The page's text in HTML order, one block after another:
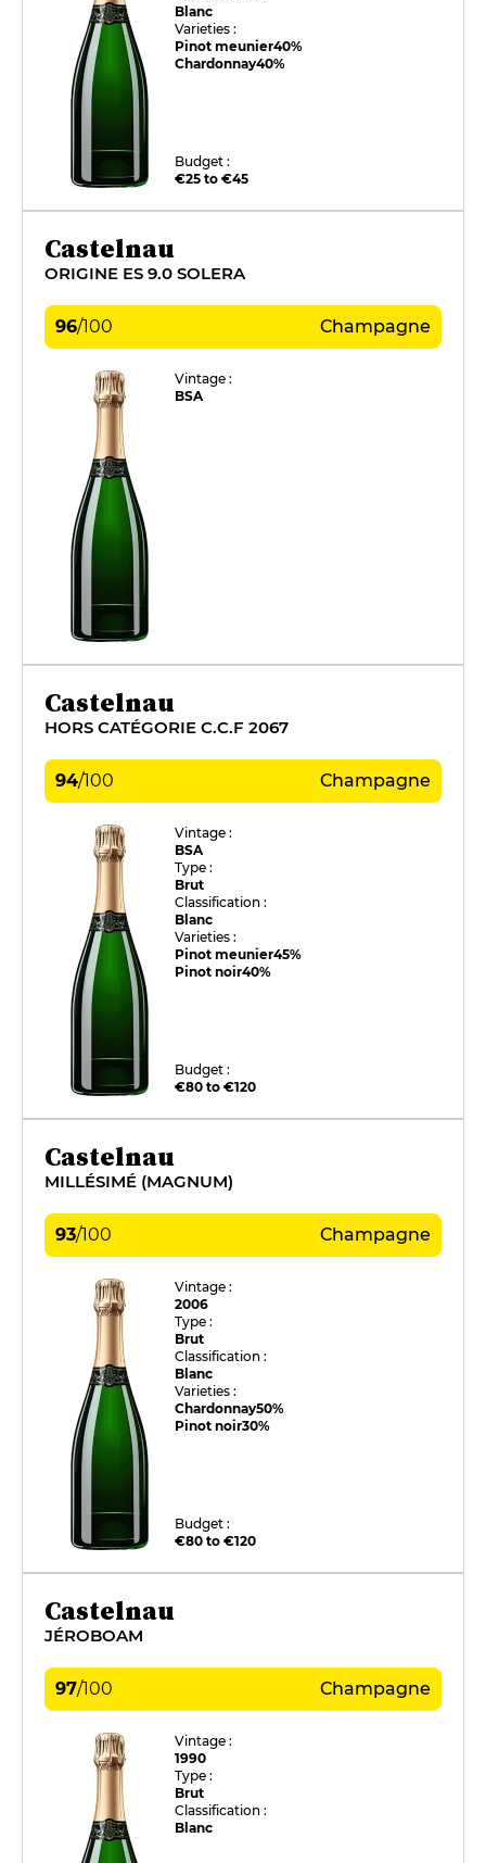
Blanc
Varieties :
Pinot meunier40%
Chardonnay40%
Budget :
€25 to €45
Castelnau
ORIGINE ES 9.0 SOLERA
96/100 Champagne
Vintage :
BSA
Castelnau
HORS CATÉGORIE C.C.F 2067
94/100 Champagne
Vintage :
BSA
Type :
Brut
Classification :
Blanc
Varieties :
Pinot meunier45%
Pinot noir40%
Budget :
€80 to €120
Castelnau
MILLÉSIMÉ (MAGNUM)
93/100 Champagne
Vintage :
2006
Type :
Brut
Classification :
Blanc
Varieties :
Chardonnay50%
Pinot noir30%
Budget :
€80 to €120
Castelnau
JÉROBOAM
97/100 Champagne
Vintage :
1990
Type :
Brut
Classification :
Blanc